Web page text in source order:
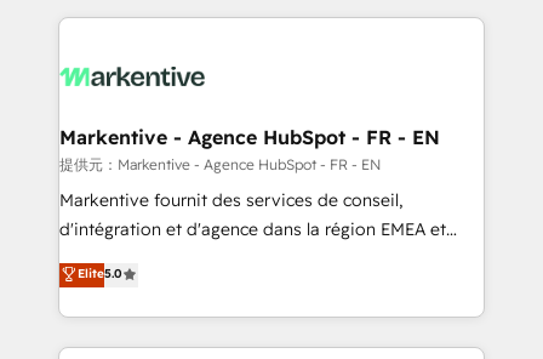
lead & deal conversion rates - Scale with less
What do you get? 🤓 Our client's are too busy to
Personal Consultant + Tech Team to handle the
heavy lifting of mapping out AND building your ideal
system. + Get best practices and 'don't know what
you don't know' recommendations to maximize
6,500+ Partners) and was named 2023 HubSpot
Partner of the Year 💥 Trusted by 2,500+ companies
Markentive - Agence HubSpot - FR - EN
提供元：Markentive - Agence HubSpot - FR - EN
Markentive fournit des services de conseil,
d'intégration et d'agence dans la région EMEA et
North America. Avec plus de 115 experts en
marketing automation, Growth, Revops, CRM et
webdesign. Markentive is both a consulting firm, a
digital agency and an integrator. With over 115
Elite5.0